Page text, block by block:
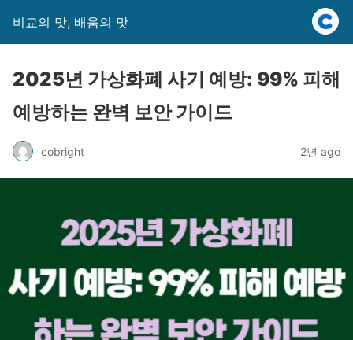
비교의 맛, 배움의 맛
2025년 가상화폐 사기 예방: 99% 피해
예방하는 완벽 보안 가이드
cobright 2년 ago